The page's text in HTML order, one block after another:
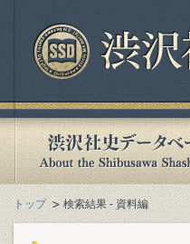
トップ 検索結果 - 資料編